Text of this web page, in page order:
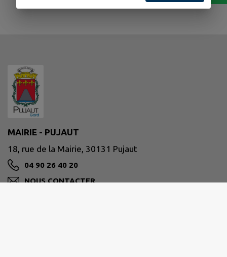
MAIRIE - PUJAUT
18, rue de la Mairie, 30131 Pujaut
04 90 26 40 20
NOUS CONTACTER